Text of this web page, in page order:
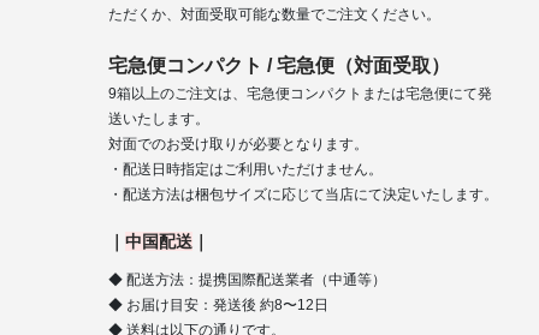
ただくか、対面受取可能な数量でご注文ください。
宅急便コンパクト / 宅急便（対面受取）
9箱以上のご注文は、宅急便コンパクトまたは宅急便にて発
送いたします。
対面でのお受け取りが必要となります。
・配送日時指定はご利用いただけません。
・配送方法は梱包サイズに応じて当店にて決定いたします。
中国配送
◆ 配送方法：提携国際配送業者（中通等）
◆ お届け目安：発送後 約8〜12日
◆ 送料は以下の通りです。